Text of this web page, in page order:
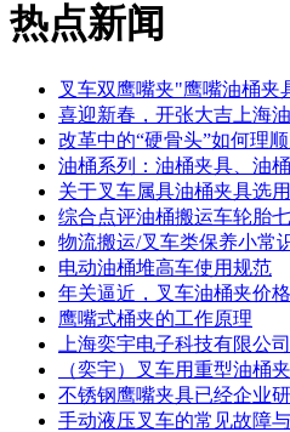
热点新闻
叉车双鹰嘴夹"鹰嘴油桶
喜迎新春，开张大吉上海
改革中的“硬骨头”如何理
油桶系列：油桶夹具、油
关于叉车属具油桶夹具选
综合点评油桶搬运车轮胎
物流搬运/叉车类保养小常
电动油桶堆高车使用规范
年关逼近，叉车油桶夹价
鹰嘴式桶夹的工作原理
上海奕宇电子科技有限公
（奕宇）叉车用重型油桶
不锈钢鹰嘴夹具已经企业
手动液压叉车的常见故障